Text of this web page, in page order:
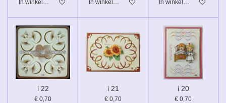
In winkelwagen In winkelwagen In winkelwagen
i 22
€ 0,70
i 21
€ 0,70
i 20
€ 0,70